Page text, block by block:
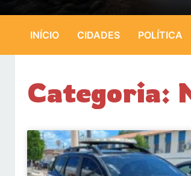
INÍCIO CIDADES POLÍTICA
Categoria: